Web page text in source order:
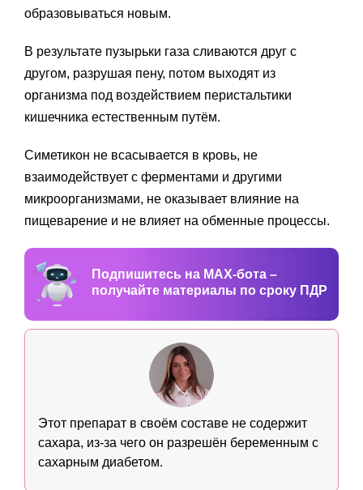
образовываться новым.
В результате пузырьки газа сливаются друг с
другом, разрушая пену, потом выходят из
организма под воздействием перистальтики
кишечника естественным путём.
Симетикон не всасывается в кровь, не
взаимодействует с ферментами и другими
микроорганизмами, не оказывает влияние на
пищеварение и не влияет на обменные процессы.
Подпишитесь на MAX-бота –
получайте материалы по сроку ПДР
Этот препарат в своём составе не содержит
сахара, из-за чего он разрешён беременным с
сахарным диабетом.